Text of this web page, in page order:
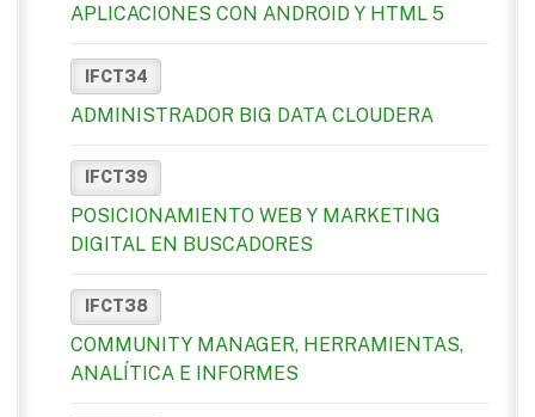
APLICACIONES CON ANDROID Y HTML 5
IFCT34
ADMINISTRADOR BIG DATA CLOUDERA
IFCT39
POSICIONAMIENTO WEB Y MARKETING
DIGITAL EN BUSCADORES
IFCT38
COMMUNITY MANAGER, HERRAMIENTAS,
ANALÍTICA E INFORMES